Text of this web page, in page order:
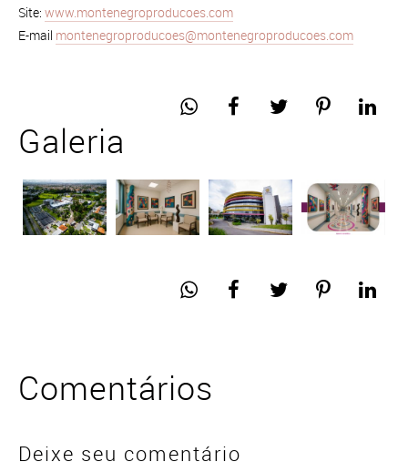
Site: www.montenegroproducoes.com
E-mail montenegroproducoes@montenegroproducoes.com
Galeria
Comentários
Deixe seu comentário